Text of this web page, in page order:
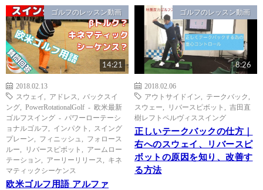
ゴルフのレッスン動画
14:21
2018.02.13
スウェイ
アドレス
バックスイ
ング
PowerRotationalGolf - 欧米最新
ゴルフスイング - パワーローテーシ
ョナルゴルフ
インパクト
スイング
プレーン
フィニッシュ
フォロース
ルー
リバースピボット
アームロー
テーション
アーリーリリース
キネ
マティックシーケンス
欧米ゴルフ用語 アルファ
ゴルフのレッスン動画
8:26
2018.02.06
アウトサイドイン
テークバック
スウェー
リバースピボット
吉田直
樹レフトペルヴィススイング
正しいテークバックの仕方｜
右へのスウェイ、リバースピ
ボットの原因を知り、改善す
る方法